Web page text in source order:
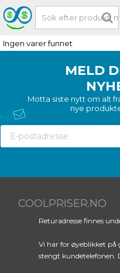
Ingen varer funnet
MELD
Motta siste nytt om alt
nye
COOLPRISER.NO
Returadresse finnes
Vi har for øyeblikket på
stengt kundetelefonen.